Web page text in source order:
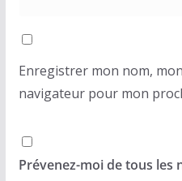
Enregistrer mon nom,
navigateur pour mon
Prévenez-moi de tous les